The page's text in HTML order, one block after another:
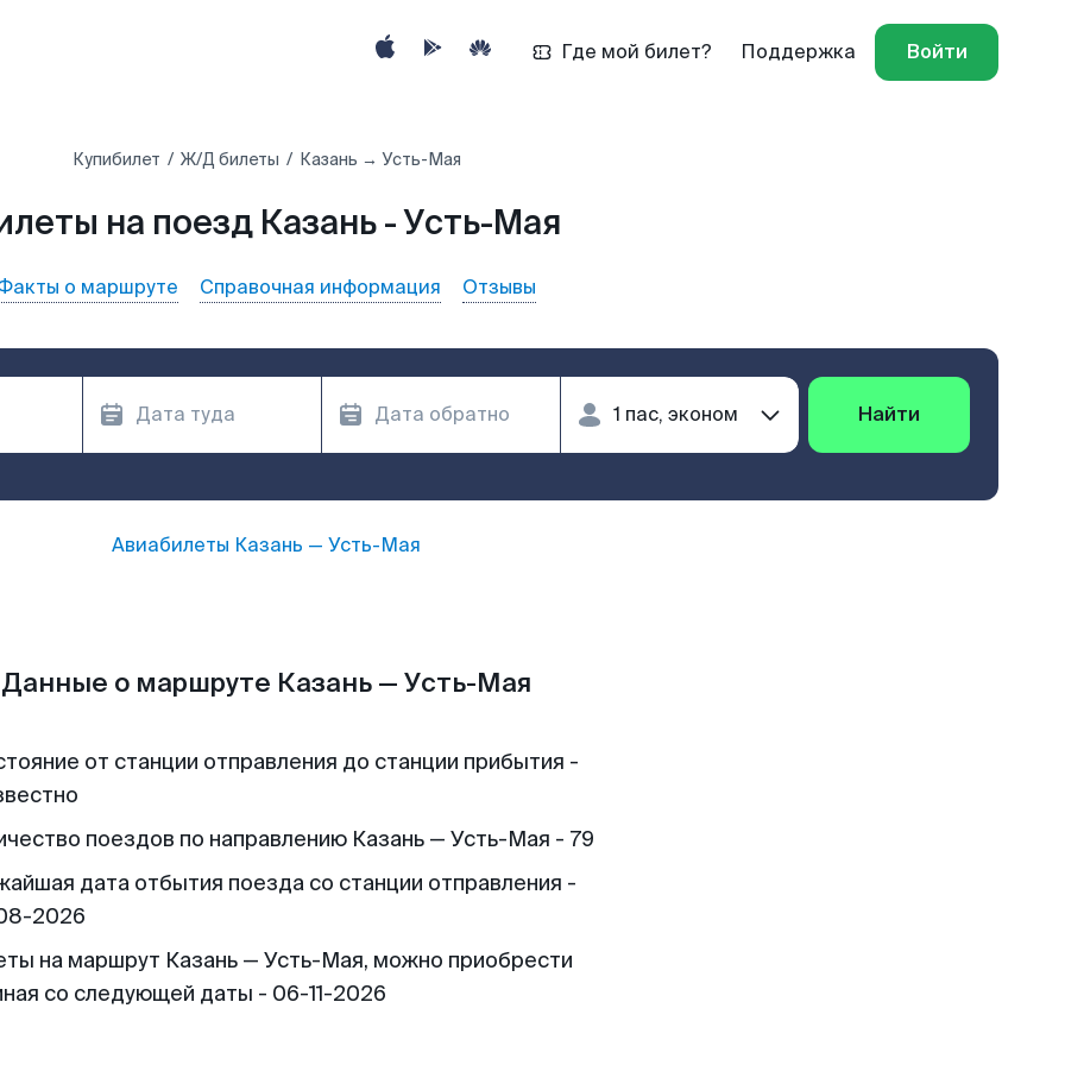
Где мой билет? Поддержка Войти
Купибилет Ж/Д билеты Казань → Усть-Мая
на поезд Казань - Усть-Мая
о маршруте Справочная информация Отзывы
Найти
Авиабилеты Казань — Усть-Мая
Данные о маршруте Казань — Усть-Мая
от станции отправления до станции прибытия -
поездов по направлению Казань — Усть-Мая - 79
дата отбытия поезда со станции отправления -
2026
на маршрут Казань — Усть-Мая, можно приобрести
со следующей даты - 06-11-2026